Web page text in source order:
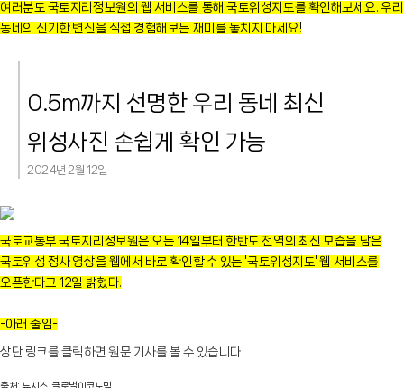
여러분도 국토지리정보원의 웹 서비스를 통해 국토위성지도를 확인해보세요. 우리
동네의 신기한 변신을 직접 경험해보는 재미를 놓치지 마세요!
0.5m까지 선명한 우리 동네 최신
위성사진 손쉽게 확인 가능
2024년 2월 12일
국토교통부 국토지리정보원은 오는 14일부터 한반도 전역의 최신 모습을 담은
국토위성 정사 영상을 웹에서 바로 확인할 수 있는 '국토위성지도' 웹 서비스를
오픈한다고 12일 밝혔다.
-아래 줄임-
상단 링크를 클릭하면 원문 기사를 볼 수 있습니다.